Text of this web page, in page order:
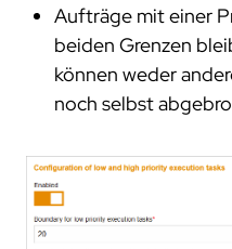
Aufträge mit einer
beiden Grenzen
können weder
noch selbst